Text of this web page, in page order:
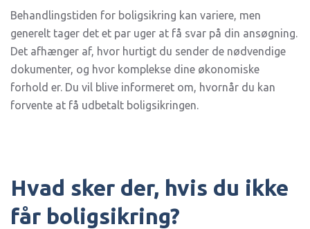
Behandlingstiden for boligsikring kan variere, men
generelt tager det et par uger at få svar på din ansøgning.
Det afhænger af, hvor hurtigt du sender de nødvendige
dokumenter, og hvor komplekse dine økonomiske
forhold er. Du vil blive informeret om, hvornår du kan
forvente at få udbetalt boligsikringen.
Hvad sker der, hvis du ikke
får boligsikring?